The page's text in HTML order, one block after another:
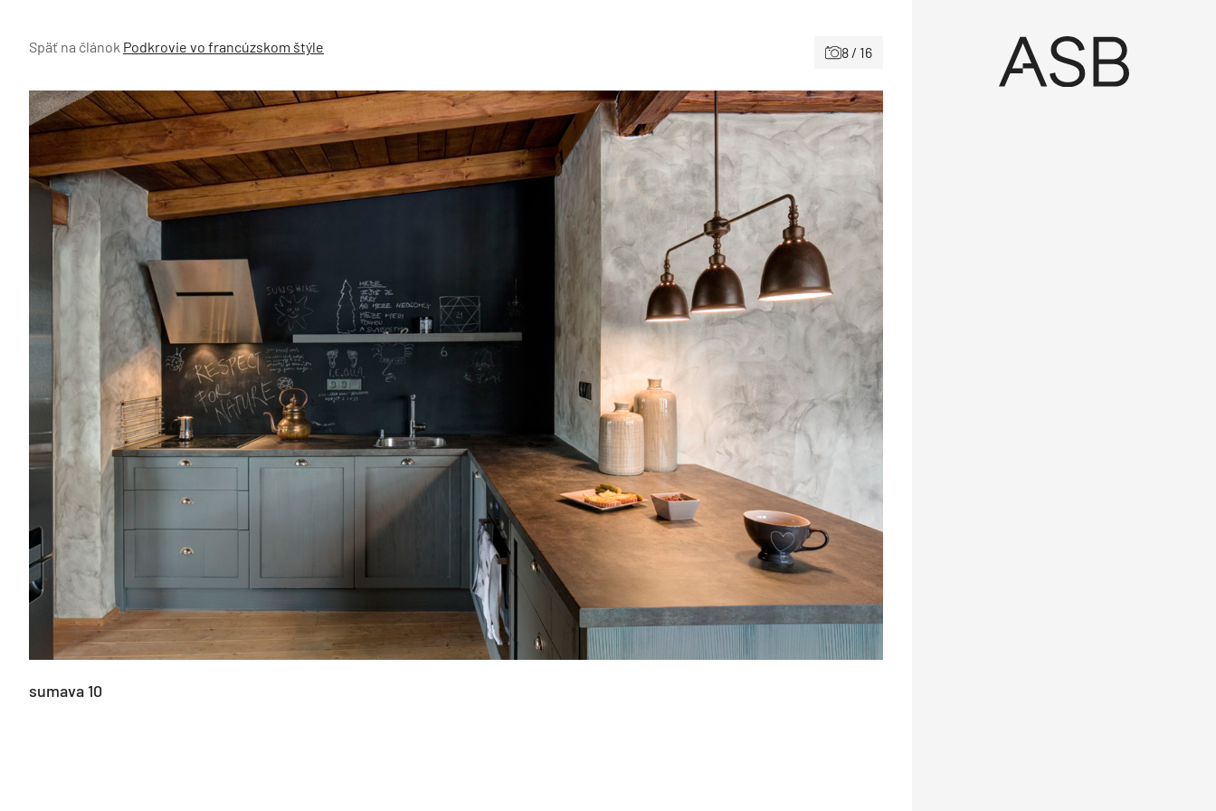
Späť na článok Podkrovie vo francúzskom štýle 8 / 16
sumava 10